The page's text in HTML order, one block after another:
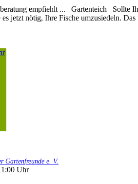
empfiehlt ... Gartenteich Sollte
jetzt nötig, Ihre Fische umzusiedeln.
Gartenfreunde e. V.
Uhr